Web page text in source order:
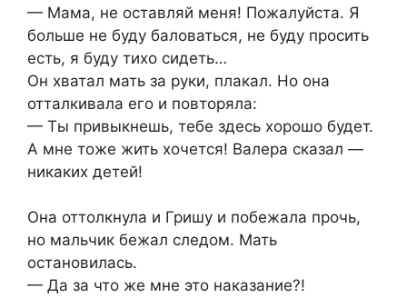
— Мама, не оставляй меня! Пожалуйста. Я
больше не буду баловаться, не буду просить
есть, я буду тихо сидеть…
Он хватал мать за руки, плакал. Но она
отталкивала его и повторяла:
— Ты привыкнешь, тебе здесь хорошо будет.
А мне тоже жить хочется! Валера сказал —
никаких детей!
Она оттолкнула и Гришу и побежала прочь,
но мальчик бежал следом. Мать
остановилась.
— Да за что же мне это наказание?!